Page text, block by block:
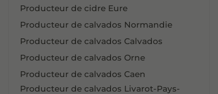
Producteur de cidre Eure
Producteur de calvados Normandie
Producteur de calvados Calvados
Producteur de calvados Orne
Producteur de calvados Caen
Producteur de calvados Livarot-Pays-